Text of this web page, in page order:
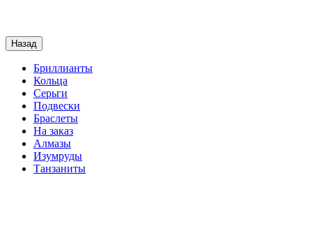
Назад
Бриллианты
Кольца
Серьги
Подвески
Браслеты
На заказ
Алмазы
Изумруды
Танзаниты